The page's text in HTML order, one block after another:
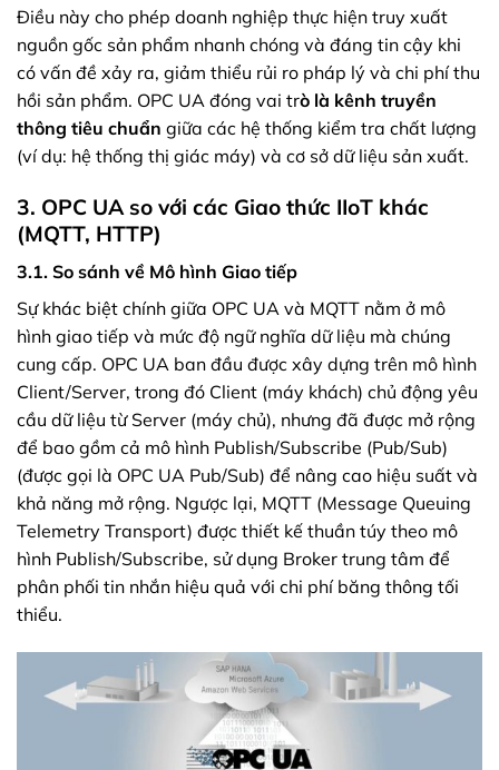
Điều này cho phép doanh nghiệp thực hiện truy xuất
nguồn gốc sản phẩm nhanh chóng và đáng tin cậy khi
có vấn đề xảy ra, giảm thiểu rủi ro pháp lý và chi phí thu
hồi sản phẩm. OPC UA đóng vai trò là kênh truyền
thông tiêu chuẩn giữa các hệ thống kiểm tra chất lượng
(ví dụ: hệ thống thị giác máy) và cơ sở dữ liệu sản xuất.
3. OPC UA so với các Giao thức IIoT khác
(MQTT, HTTP)
3.1. So sánh về Mô hình Giao tiếp
Sự khác biệt chính giữa OPC UA và MQTT nằm ở mô
hình giao tiếp và mức độ ngữ nghĩa dữ liệu mà chúng
cung cấp. OPC UA ban đầu được xây dựng trên mô hình
Client/Server, trong đó Client (máy khách) chủ động yêu
cầu dữ liệu từ Server (máy chủ), nhưng đã được mở rộng
để bao gồm cả mô hình Publish/Subscribe (Pub/Sub)
(được gọi là OPC UA Pub/Sub) để nâng cao hiệu suất và
khả năng mở rộng. Ngược lại, MQTT (Message Queuing
Telemetry Transport) được thiết kế thuần túy theo mô
hình Publish/Subscribe, sử dụng Broker trung tâm để
phân phối tin nhắn hiệu quả với chi phí băng thông tối
thiểu.